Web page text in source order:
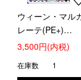
ウィーン・マル
レーテ(PE+)
(PL!SP-pb2-E10-
3,500円(内税)
在庫数 1